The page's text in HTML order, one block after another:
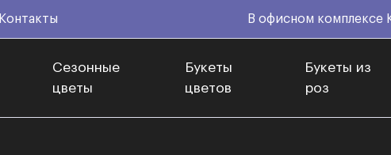
Контакты В офисном комплексе
Сезонные
цветы
Букеты
цветов
Букеты из
роз